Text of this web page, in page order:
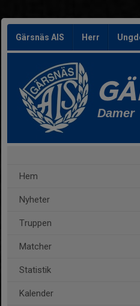
Gärsnäs AIS Herr
Damer
Hem
Nyheter
Truppen
Matcher
Statistik
Kalender